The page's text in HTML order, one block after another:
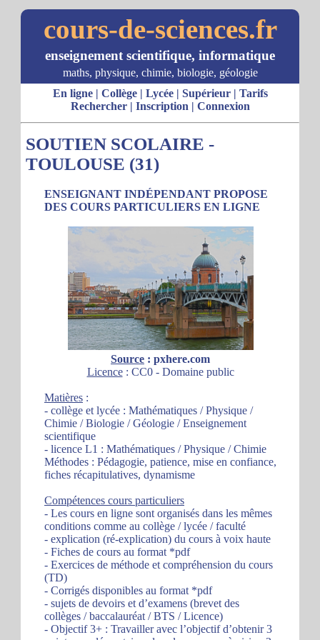
cours-de-sciences.fr
enseignement scientifique, informatique
maths, physique, chimie, biologie, géologie
En ligne| Collège| Lycée| Supérieur| Tarifs
Rechercher| Inscription | Connexion
SOUTIEN SCOLAIRE -
TOULOUSE (31)
ENSEIGNANT INDÉPENDANT PROPOSE
DES COURS PARTICULIERS EN LIGNE
Source : pxhere.com
Licence: CC0 - Domaine public
Matières :
- collège et lycée : Mathématiques / Physique /
Chimie / Biologie / Géologie / Enseignement
scientifique
- licence L1 : Mathématiques / Physique / Chimie
Méthodes : Pédagogie, patience, mise en confiance,
fiches récapitulatives, dynamisme
Compétences cours particuliers
- Les cours en ligne sont organisés dans les mêmes
conditions comme au collège / lycée / faculté
- explication (ré-explication) du cours à voix haute
- Fiches de cours au format *pdf
- Exercices de méthode et compréhension du cours
(TD)
- Corrigés disponibles au format *pdf
- sujets de devoirs et d’examens (brevet des
collèges / baccalauréat / BTS / Licence)
- Objectif 3+ : Travailler avec l’objectif d’obtenir 3